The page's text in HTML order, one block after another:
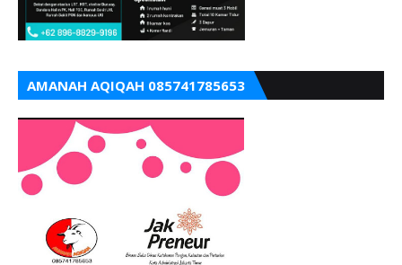
AMANAH AQIQAH 085741785653